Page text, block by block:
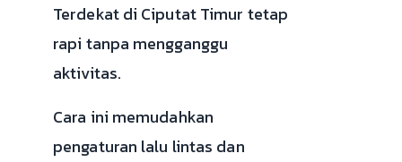
Terdekat di Ciputat Timur tetap
rapi tanpa mengganggu
aktivitas.
Cara ini memudahkan
pengaturan lalu lintas dan